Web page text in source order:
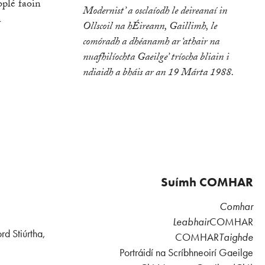
faoin
Modernist’ a osclaíodh le deireanaí in
Ollscoil na hÉireann, Gaillimh, le
comóradh a dhéanamh ar ‘athair na
nuafhilíochta Gaeilge’ tríocha bliain i
ndiaidh a bháis ar an 19 Márta 1988.
Stiúrtha,
Suímh COMHAR
Comhar
LeabhairCOMHAR
COMHARTaighde
Portráidí na Scríbhneoirí Gaeilge